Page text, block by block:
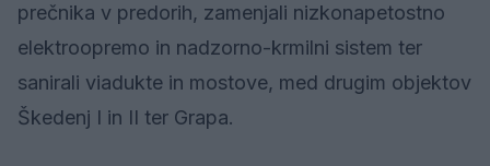
prečnika v predorih, zamenjali nizkonapetostno
elektroopremo in nadzorno-krmilni sistem ter
sanirali viadukte in mostove, med drugim objektov
Škedenj I in II ter Grapa.